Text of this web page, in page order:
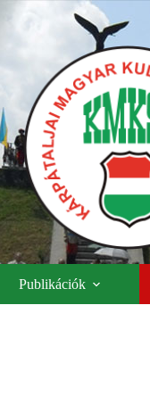
Publikációk